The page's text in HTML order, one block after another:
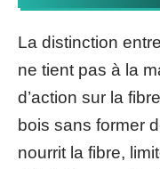
La distinction
ne tient pas à la
d’action sur la
bois sans former
nourrit la fibre,